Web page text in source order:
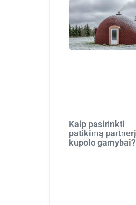
Kaip pasirinkti
patikimą partnerį
kupolo gamybai?